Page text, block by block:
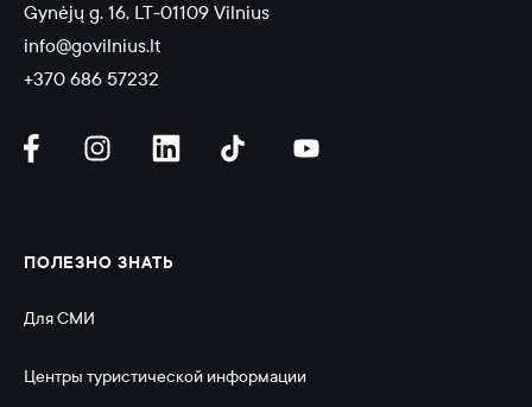
Gynėjų g. 16, LT-01109 Vilnius
info@govilnius.lt
+370 686 57232
ПОЛЕЗНО ЗНАТЬ
Для СМИ
Центры туристической информации